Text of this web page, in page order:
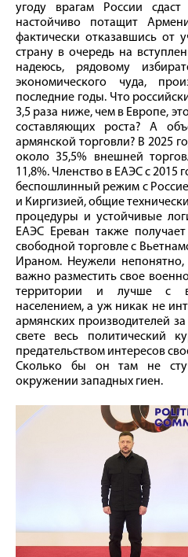
угоду врагам России
настойчиво потащит
фактически отказавшись от
страну в очередь на
надеюсь, рядовому
экономического чуда,
последние годы. Что
3,5 раза ниже, чем в Европе,
составляющих роста? А
армянской торговли? В 2025
около 35,5% внешней
11,8%. Членство в ЕАЭС с 2015
беспошлинный режим с
и Киргизией, общие
процедуры и устойчивые
ЕАЭС Ереван также
свободной торговле с
Ираном. Неужели
важно разместить свое
территории и лучше с
населением, а уж никак не
армянских производителей
свете весь политический
предательством интересов
Сколько бы он там не
окружении западных гиен.